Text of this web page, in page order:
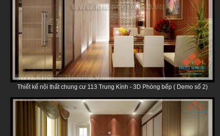
Thiết kế nội thất chung cư 113 Trung Kính - 3D Phòng bếp ( Demo số 2)